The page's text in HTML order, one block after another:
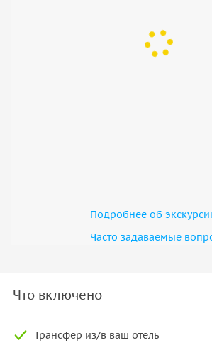
Подробнее об
Часто задаваемые
Что включено
Трансфер из/в ваш отель